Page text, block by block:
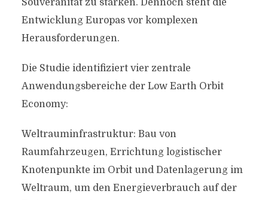
Souveränität zu stärken. Dennoch steht die
Entwicklung Europas vor komplexen
Herausforderungen.
Die Studie identifiziert vier zentrale
Anwendungsbereiche der Low Earth Orbit
Economy:
Weltrauminfrastruktur: Bau von
Raumfahrzeugen, Errichtung logistischer
Knotenpunkte im Orbit und Datenlagerung im
Weltraum, um den Energieverbrauch auf der